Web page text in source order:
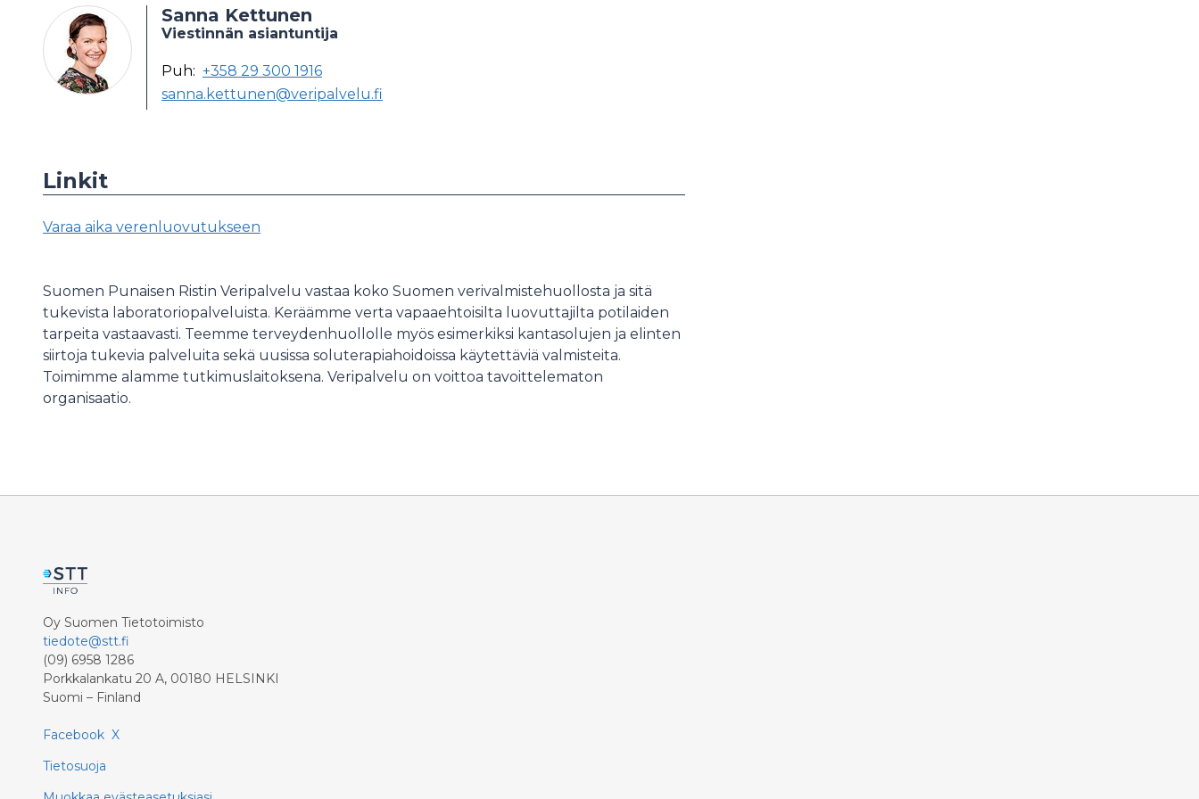
Sanna Kettunen
Viestinnän asiantuntija
Puh: +358 29 300 1916
sanna.kettunen@veripalvelu.fi
Linkit
Varaa aika verenluovutukseen
Suomen Punaisen Ristin Veripalvelu vastaa koko Suomen verivalmistehuollosta ja sitä
tukevista laboratoriopalveluista. Keräämme verta vapaaehtoisilta luovuttajilta potilaiden
tarpeita vastaavasti. Teemme terveydenhuollolle myös esimerkiksi kantasolujen ja elinten
siirtoja tukevia palveluita sekä uusissa soluterapiahoidoissa käytettäviä valmisteita.
Toimimme alamme tutkimuslaitoksena. Veripalvelu on voittoa tavoittelematon
organisaatio.
Oy Suomen Tietotoimisto
tiedote@stt.fi
(09) 6958 1286
Porkkalankatu 20 A, 00180 HELSINKI
Suomi – Finland
Facebook X
Tietosuoja